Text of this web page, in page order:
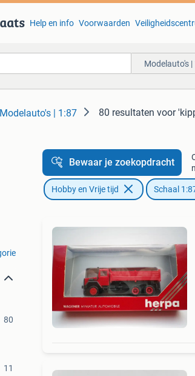
Help en info Voorwaarden
Modelauto's |
Modelauto's | 1:87 80 resultaten voor
80
11
Bewaar je zoekopdracht
Hobby en Vrije tijd Schaal